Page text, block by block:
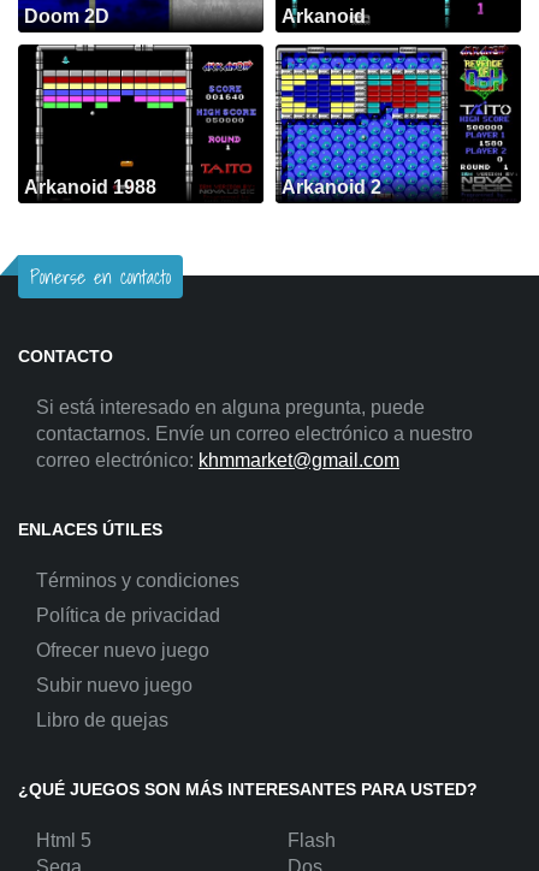
Doom 2D Arkanoid
Arkanoid 1988 Arkanoid 2
Ponerse en contacto
CONTACTO
Si está interesado en alguna pregunta, puede
contactarnos. Envíe un correo electrónico a nuestro
correo electrónico: khmmarket@gmail.com
ENLACES ÚTILES
Términos y condiciones
Política de privacidad
Ofrecer nuevo juego
Subir nuevo juego
Libro de quejas
¿QUÉ JUEGOS SON MÁS INTERESANTES PARA USTED?
Html 5
Flash
Sega
Dos